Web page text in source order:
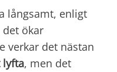
långsamt, enligt
ökar
verkar det nästan
lyfta, men det